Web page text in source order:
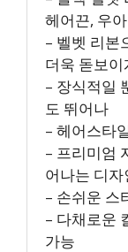
헤어끈, 우
– 벨벳 리본
더욱 돋보이
– 장식적일
도 뛰어나
– 헤어스타
– 프리미엄
어나는 디자
– 손쉬운 스
– 다채로운
가능